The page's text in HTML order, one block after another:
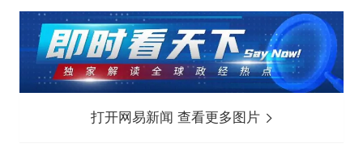
打开网易新闻 查看更多图片